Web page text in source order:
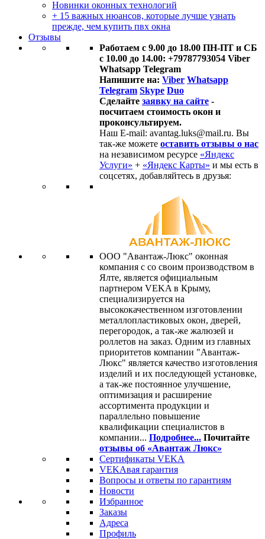
Новинки оконных технологий
+ 15 важных нюансов, которые лучше узнать
прежде, чем купить пвх окна
Отзывы
Работаем с 9.00 до 18.00 ПН-ПТ и СБ
с 10.00 до 14.00: +79787793054 Viber
Whatsapp Telegram
Напишите на: Viber Whatsapp
Telegram Skype Duo
Сделайте заявку на сайте -
посчитаем стоимость окон и
проконсультируем.
Наш E-mail: avantag.luks@mail.ru. Вы
так-же можете оставить отзывы о нас
на независимом ресурсе «Яндекс
Услуги» + «Яндекс Карты» и мы есть в
соцсетях, добавляйтесь в друзья:
ООО "Авантаж-Люкс" оконная
компания с со своим производством в
Ялте, является официальным
партнером VEKA в Крыму,
специализируется на
высококачественном изготовлении
металлопластиковых окон, дверей,
перегородок, а так-же жалюзей и
роллетов на заказ. Одним из главных
приоритетов компании "Авантаж-
Люкс" является качество изготовления
изделий и их последующей установке,
а так-же постоянное улучшение,
оптимизация и расширение
ассортимента продукции и
параллельно повышение
квалификации специалистов в
компании... Подробнее... Почитайте
отзывы об «Авантаж Люкс»
Сертификаты VEKA
VEKAвая гарантия
Вопросы и ответы по гарантиям
Новости
Избранное
Заказы
Адреса
Профиль